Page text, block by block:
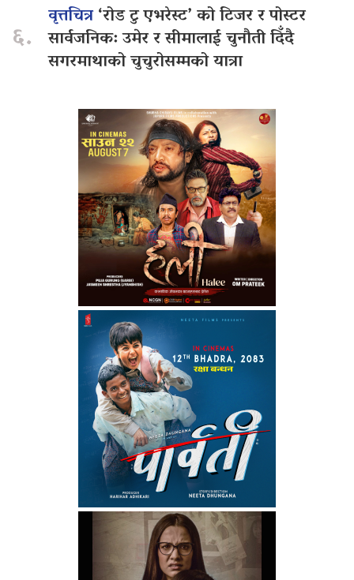
६.
वृत्तचित्र‘रोड टु एभरेस्ट’ को टिजर र पोस्टर
सार्वजनिक: उमेर र सीमालाई चुनौती दिँदै
सगरमाथाको चुचुरोसम्मको यात्रा